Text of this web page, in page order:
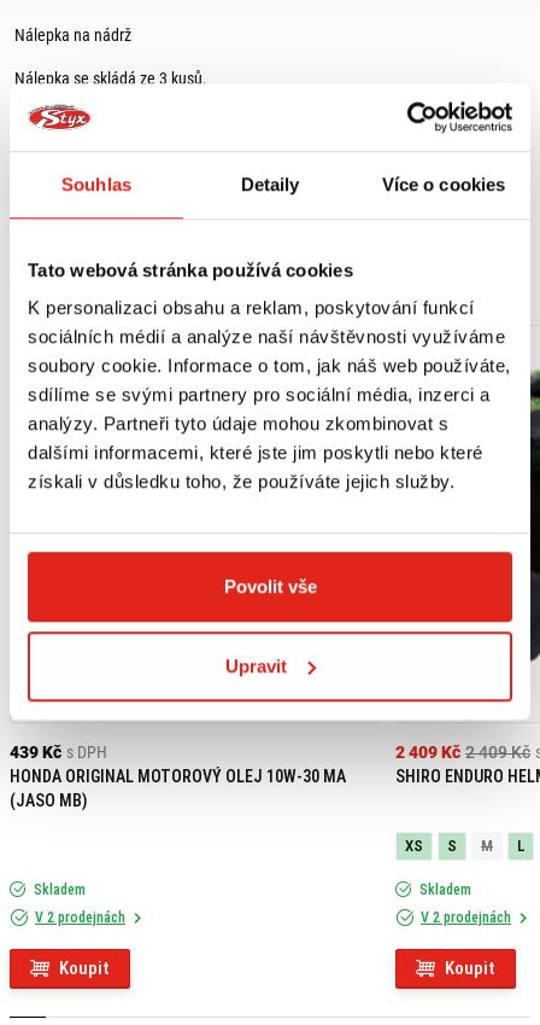
Souhlas Detaily Více o cookies
Tato webová stránka používá cookies
K personalizaci obsahu a reklam, poskytování funkcí
sociálních médií a analýze naší návštěvnosti využíváme
soubory cookie. Informace o tom, jak náš web používáte,
sdílíme se svými partnery pro sociální média, inzerci a
analýzy. Partneři tyto údaje mohou zkombinovat s
dalšími informacemi, které jste jim poskytli nebo které
získali v důsledku toho, že používáte jejich služby.
Povolit vše
Upravit
Nálepka na nádrž
Nálepka se skládá ze 3 kusů.
Chrání nádrž proti poškrábání a dodává motocyklu stylový vzhled.
Suzuki GSX-S 1000/F/GT
MOHLO BY SE VÁM LÍBIT
439 Kč s DPH
HONDA ORIGINAL MOTOROVÝ OLEJ 10W-30 MA
(JASO MB)
Skladem
V 2 prodejnách
Koupit
Výpredaj
2 409 Kč
2 409 Kč
SHIRO ENDURO
XS S M L
Skladem
V 2 prodejnách
Koupit